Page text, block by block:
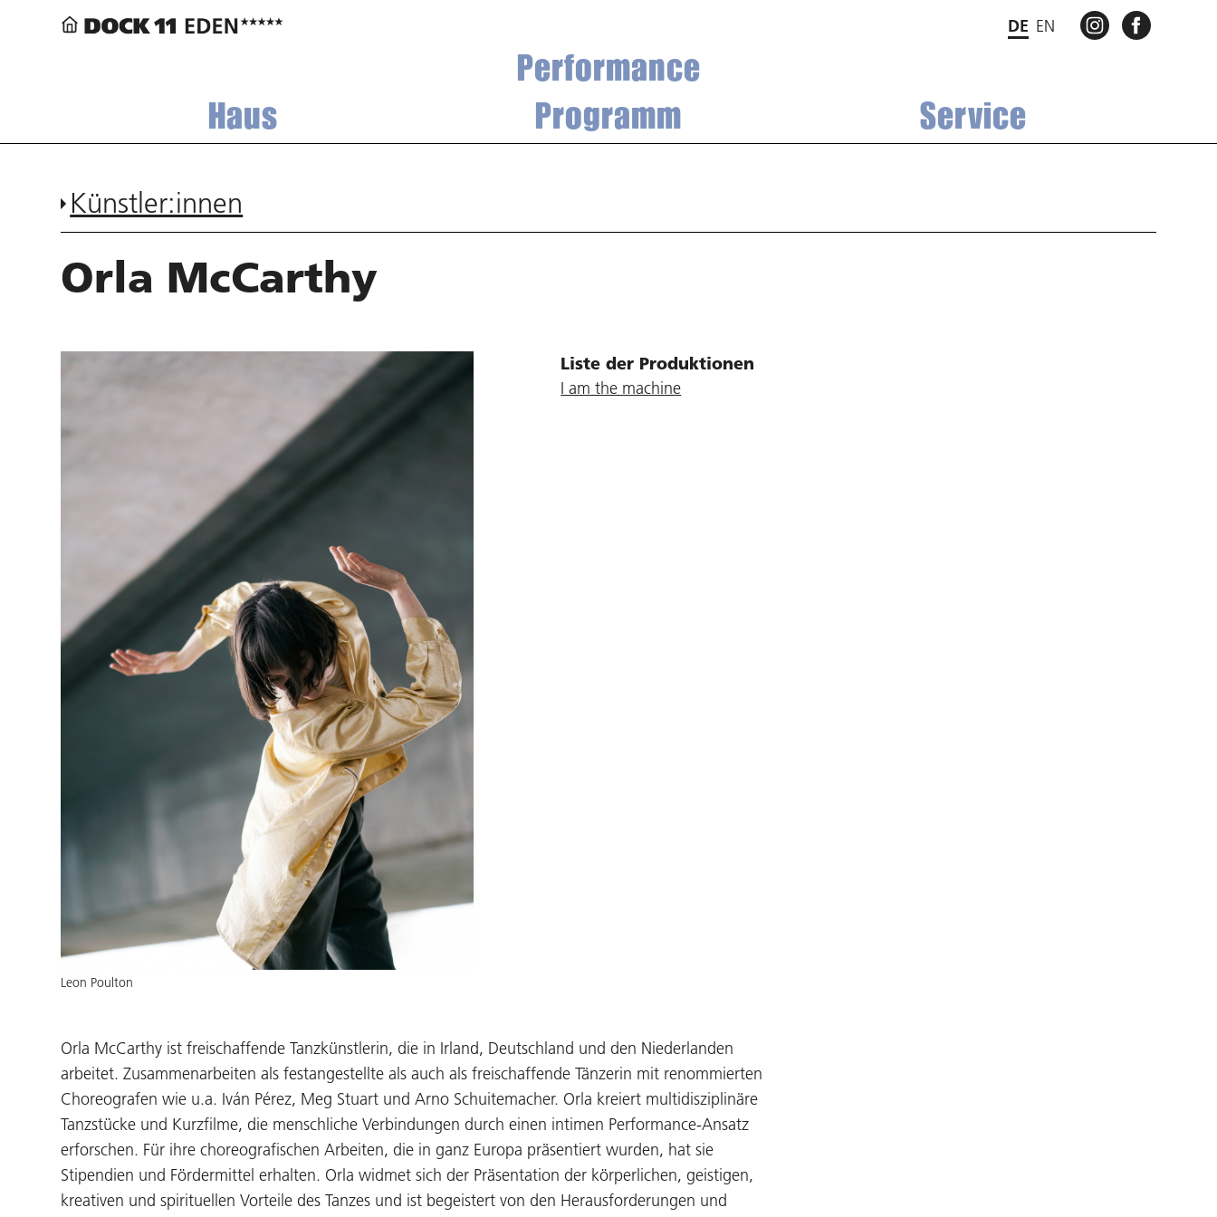
DE EN INSTAGRAM
Performance
Haus
Programm Service
Künstler:innen
Orla McCarthy
Leon Poulton
Liste der Produktionen
I am the machine
Orla McCarthy ist freischaffende Tanzkünstlerin, die in Irland, Deutschland und den Niederlanden
arbeitet. Zusammenarbeiten als festangestellte als auch als freischaffende Tänzerin mit renommierten
Choreografen wie u.a. Iván Pérez, Meg Stuart und Arno Schuitemacher. Orla kreiert multidisziplinäre
Tanzstücke und Kurzfilme, die menschliche Verbindungen durch einen intimen Performance-Ansatz
erforschen. Für ihre choreografischen Arbeiten, die in ganz Europa präsentiert wurden, hat sie
Stipendien und Fördermittel erhalten. Orla widmet sich der Präsentation der körperlichen, geistigen,
kreativen und spirituellen Vorteile des Tanzes und ist begeistert von den Herausforderungen und